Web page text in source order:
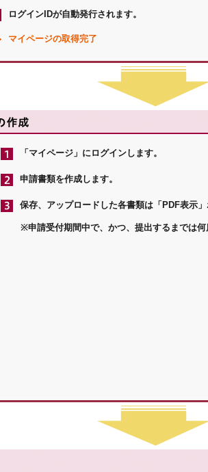
ログインIDが自動発行されます。
マイページの取得完了
「マイページ」にログインします。
申請書類を作成します。
保存、アップロードした各書類は「PDF表示」
請受付期間中で、かつ、提出するまでは何度